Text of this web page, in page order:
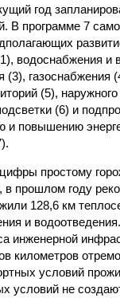
год
В программе 7
водоснабжения и
(3), газоснабжения
(5),
(6) и
и повышению
простому
в прошлом году
128,6 км
и
инженерной
километров
условий
условий не